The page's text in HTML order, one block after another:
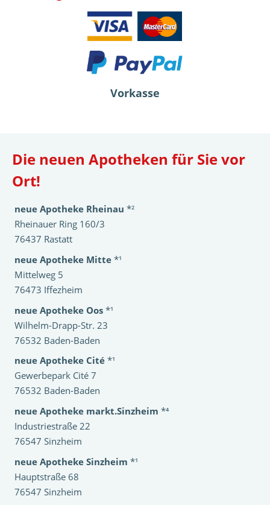
Vorkasse
Die neuen Apotheken für Sie vor
Ort!
neue Apotheke Rheinau *²
Rheinauer Ring 160/3
76437 Rastatt
neue Apotheke Mitte *¹
Mittelweg 5
76473 Iffezheim
neue Apotheke Oos *¹
Wilhelm-Drapp-Str. 23
76532 Baden-Baden
neue Apotheke Cité *¹
Gewerbepark Cité 7
76532 Baden-Baden
neue Apotheke markt.Sinzheim *⁴
Industriestraße 22
76547 Sinzheim
neue Apotheke Sinzheim *¹
Hauptstraße 68
76547 Sinzheim